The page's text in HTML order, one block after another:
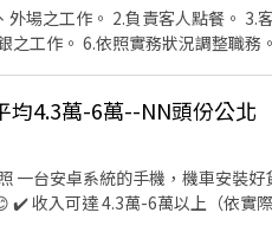
場之工作。 2.負責客人點餐。
之工作。 6.依照實務狀況調整職
均4.3萬-6萬--NN頭份公北
一台安卓系統的手機，機車安裝
✔️ 收入可達 4.3萬-6萬以上（依